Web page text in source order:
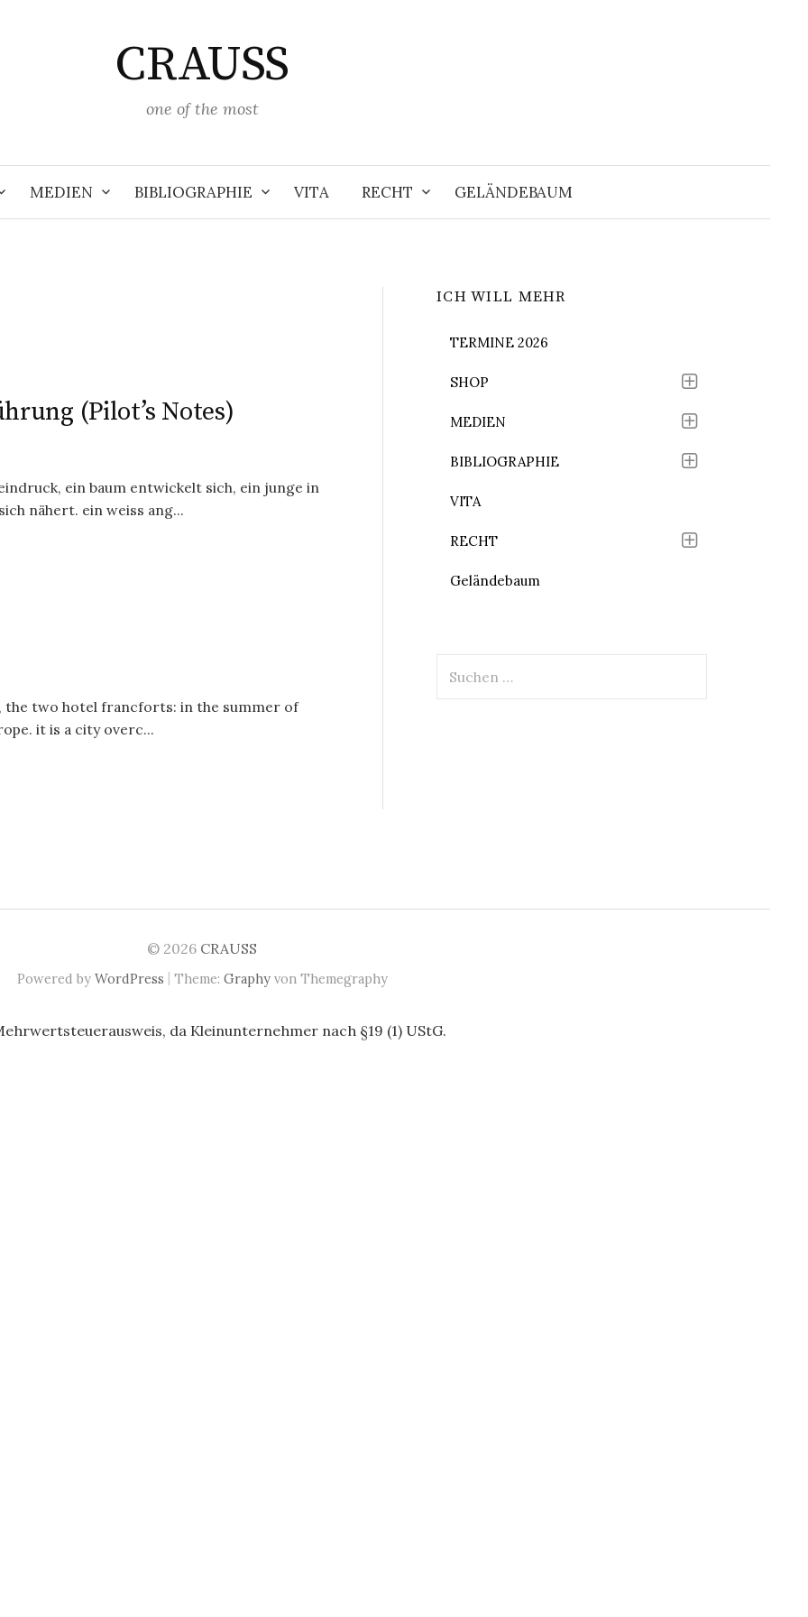
CRAUSS
one of the most
MEDIEN BIBLIOGRAPHIE VITA RECHT GELÄNDEBAUM
Suchen
(Pilot’s Notes)
ein baum entwickelt sich, ein junge in
nähert. ein weiss ang...
the two hotel francforts: in the summer of
it is a city overc...
ICH WILL MEHR
TERMINE 2026
SHOP
MEDIEN
BIBLIOGRAPHIE
VITA
RECHT
Geländebaum
nach:
© 2026 CRAUSS
Powered by WordPress | Theme: Graphyvon Themegraphy
da Kleinunternehmer nach §19 (1) UStG.